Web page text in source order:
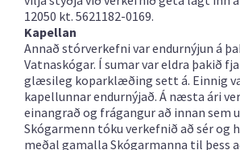
12050 kt. 5621182-0169.
Kapellan
Annað stórverkefni var endurnýjun á
Vatnaskógar. Í sumar var eldra þakið
glæsileg koparklæðing sett á. Einnig
kapellunnar endurnýjað. Á næsta ári
einangrað og frágangur að innan sem
Skógarmenn tóku verkefnið að sér og
meðal gamalla Skógarmanna til þess